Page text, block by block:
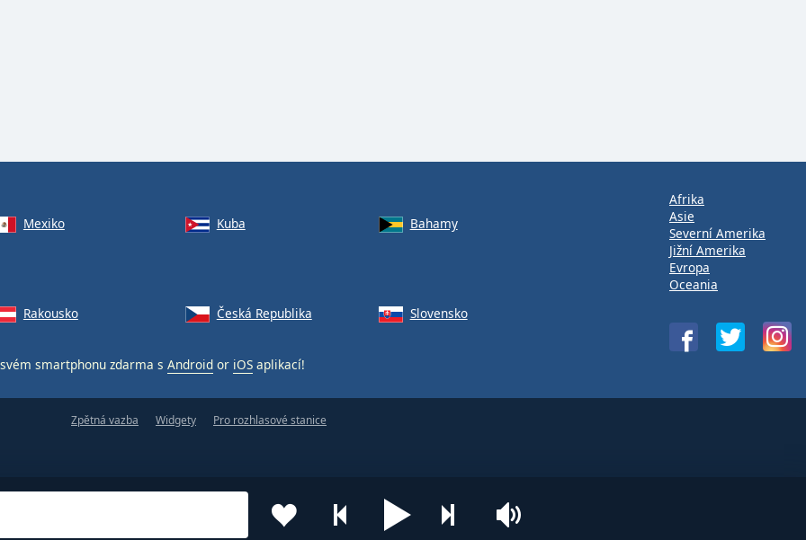
Mexiko Kuba
Bahamy
Rakousko Česká Republika Slovensko
smartphonu zdarma s Android or iOS aplikací!
Afrika
Asie
Severní Amerika
Jižní Amerika
Evropa
Oceania
Zpětná vazba Widgety Pro rozhlasové stanice